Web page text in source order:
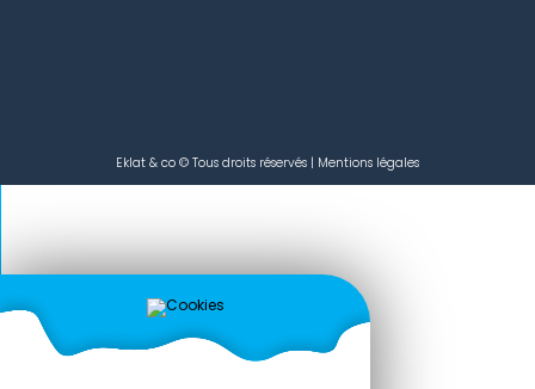
Eklat & co © Tous droits réservés | Mentions légales